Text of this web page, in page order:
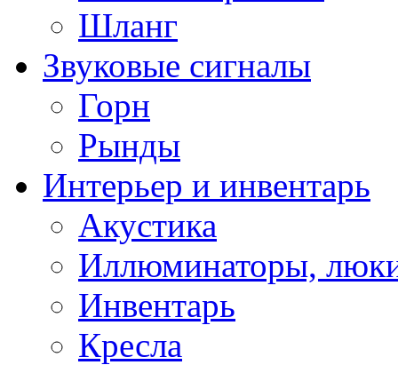
Шланг
Звуковые сигналы
Горн
Рынды
Интерьер и инвентарь
Акустика
Иллюминаторы,
Инвентарь
Кресла